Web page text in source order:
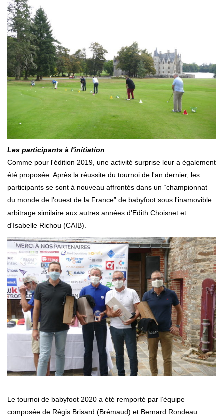
Les participants à l'initiation
Comme pour l'édition 2019, une activité surprise leur a également
été proposée. Après la réussite du tournoi de l'an dernier, les
participants se sont à nouveau affrontés dans un “championnat
du monde de l’ouest de la France” de babyfoot sous l'inamovible
arbitrage similaire aux autres années d'Edith Choisnet et
d'Isabelle Richou (CAIB).
Le tournoi de babyfoot 2020 a été remporté par l’équipe
composée de Régis Brisard (Brémaud) et Bernard Rondeau